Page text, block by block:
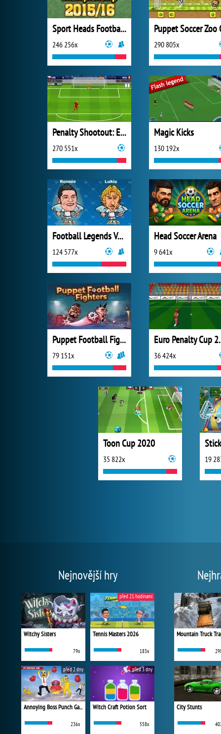
Sport Heads Football Championship 2015/16
246 256x
Puppet Soccer Zoo
290 805x
Penalty Shootout: Euro Cup 2016
270 551x
Magic Kicks
130 192x
Football Legends Valentine Edition
124 577x
Head Soccer Arena
9 641x
Puppet Football Fighters
79 151x
Euro
36 424x
Toon Cup 2020
35 822x 19
Nejnovější hry
Witchy Sisters
79x
Tennis Masters 2026
183x
před 21 hodinami
Annoying Boss Punch Game
236x
před 2 dny
Witch Craft Potion Sort
558x
před 3 dny
Mountain Truck
City Stunts